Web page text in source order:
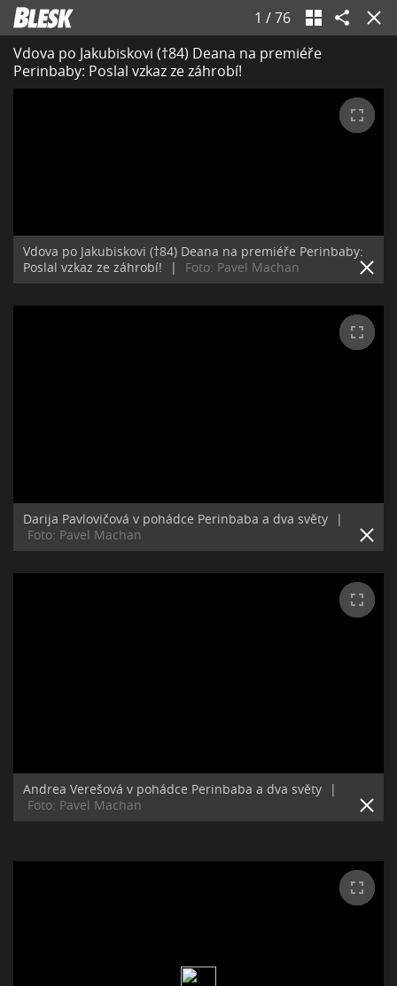
1 /76
Vdova po Jakubiskovi (†84) Deana na premiéře
Perinbaby: Poslal vzkaz ze záhrobí!
Vdova po Jakubiskovi (†84) Deana na premiéře Perinbaby:
Poslal vzkaz ze záhrobí!
| Foto: Pavel Machan
Darija Pavlovičová v pohádce Perinbaba a dva světy
|
Foto: Pavel Machan
Andrea Verešová v pohádce Perinbaba a dva světy
|
Foto: Pavel Machan